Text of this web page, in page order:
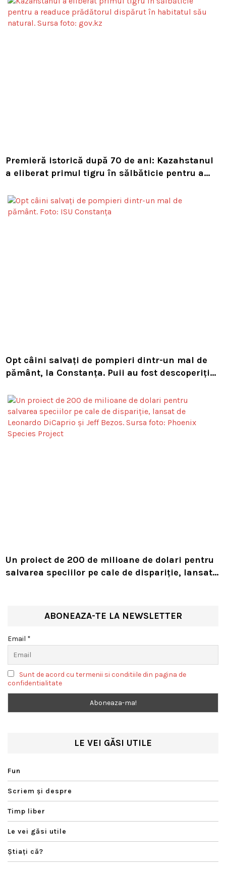
Premieră istorică după 70 de ani: Kazahstanul
a eliberat primul tigru în sălbăticie pentru a
natural
Opt câini salvați de pompieri dintr-un mal de
pământ, la Constanța. Puii au fost descoperiți
Un proiect de 200 de milioane de dolari pentru
salvarea speciilor pe cale de dispariție, lansat
ABONEAZA-TE LA NEWSLETTER
Email *
Sunt de acord cu termenii si conditiile din pagina de
confidentialitate
LE VEI GĂSI UTILE
Fun
Scriem şi despre
Timp liber
Le vei găsi utile
Ştiaţi că?